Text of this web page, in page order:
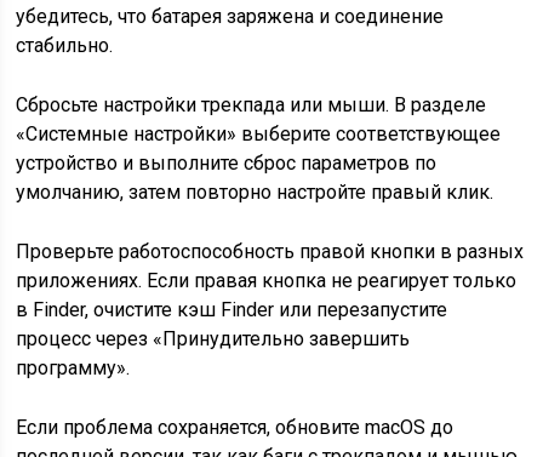
убедитесь, что батарея заряжена и соединение
стабильно.
Сбросьте настройки трекпада или мыши. В разделе
«Системные настройки» выберите соответствующее
устройство и выполните сброс параметров по
умолчанию, затем повторно настройте правый клик.
Проверьте работоспособность правой кнопки в разных
приложениях. Если правая кнопка не реагирует только
в Finder, очистите кэш Finder или перезапустите
процесс через «Принудительно завершить
программу».
Если проблема сохраняется, обновите macOS до